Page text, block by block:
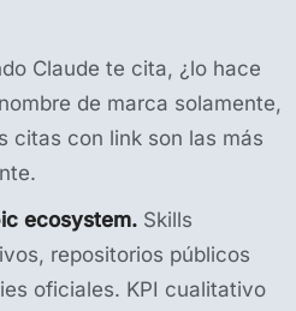
Claude te cita, ¿lo hace
de marca solamente,
citas con link son las más
ecosystem. Skills
repositorios públicos
oficiales. KPI cualitativo